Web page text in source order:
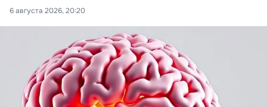
6 августа 2026, 20:20